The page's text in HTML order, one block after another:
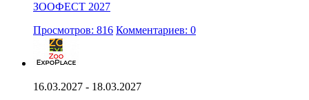
ЗООФЕСТ 2027
Просмотров: 816 Комментариев: 0
16.03.2027 - 18.03.2027